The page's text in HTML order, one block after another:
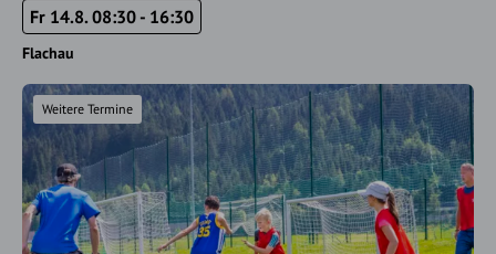
Fr 14.8. 08:30 - 16:30
Flachau
Weitere Termine